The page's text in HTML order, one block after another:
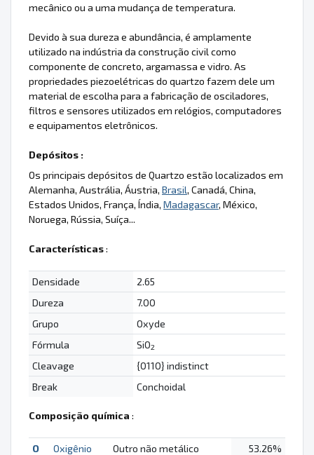
mecânico ou a uma mudança de temperatura.
Devido à sua dureza e abundância, é amplamente
utilizado na indústria da construção civil como
componente de concreto, argamassa e vidro. As
propriedades piezoelétricas do quartzo fazem dele um
material de escolha para a fabricação de osciladores,
filtros e sensores utilizados em relógios, computadores
e equipamentos eletrônicos.
Depósitos :
Os principais depósitos de Quartzo estão localizados em
Alemanha, Austrália, Áustria, Brasil, Canadá, China,
Estados Unidos, França, Índia, Madagascar, México,
Noruega, Rússia, Suíça...
Características:
Densidade
2.65
Dureza
7.00
Grupo
Oxyde
Fórmula
SiO2
Cleavage
{0110} indistinct
Break
Conchoidal
Composição química :
O Oxigênio Outro não metálico
53.26%